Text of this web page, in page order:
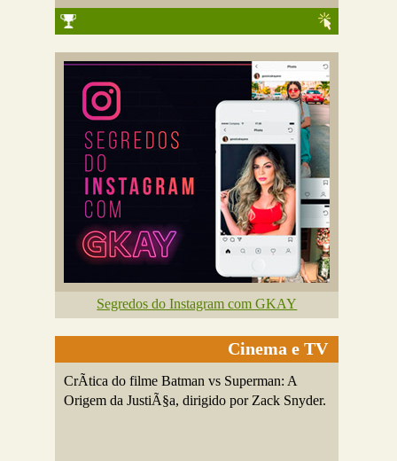
Segredos do Instagram com GKAY
Cinema e TV
CrÃ­tica do filme Batman vs Superman: A
Origem da JustiÃ§a, dirigido por Zack Snyder.